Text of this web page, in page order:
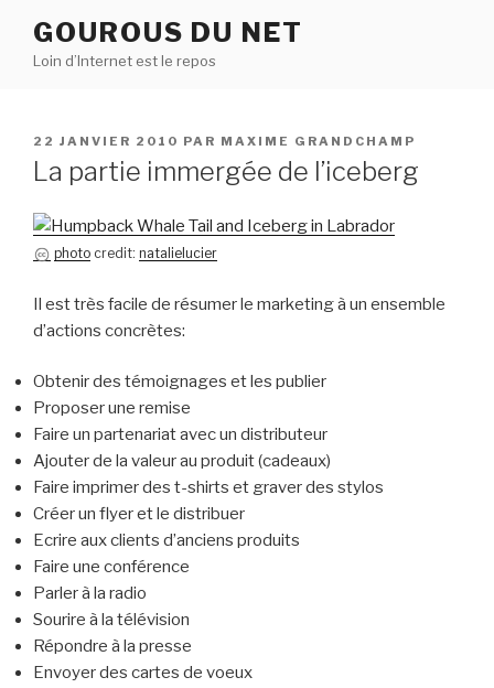
contenu
GOUROUS DU NET
Loin d’Internet est le repos
PUBLIÉ
LE
22 JANVIER 2010 PAR MAXIME GRANDCHAMP
La partie immergée de l’iceberg
photo credit: natalielucier
Il est très facile de résumer le marketing à un ensemble
d’actions concrètes:
Obtenir des témoignages et les publier
Proposer une remise
Faire un partenariat avec un distributeur
Ajouter de la valeur au produit (cadeaux)
Faire imprimer des t-shirts et graver des stylos
Créer un flyer et le distribuer
Ecrire aux clients d’anciens produits
Faire une conférence
Parler à la radio
Sourire à la télévision
Répondre à la presse
Envoyer des cartes de voeux